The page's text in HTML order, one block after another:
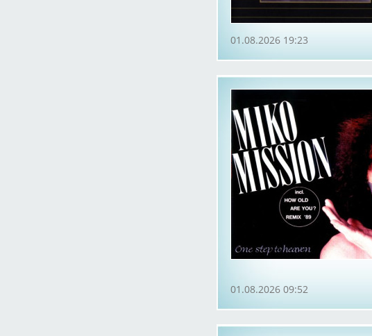
01.08.2026 19:23
01.08.2026 09:52